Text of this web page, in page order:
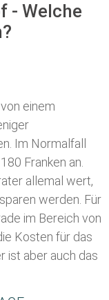
- Welche
von einem
Im Normalfall
Franken an.
allemal wert,
werden. Für
im Bereich von
Kosten für das
ist aber auch das